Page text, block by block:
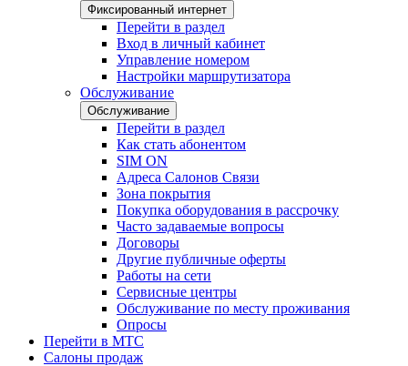
Фиксированный интернет
Перейти в раздел
Вход в личный кабинет
Управление номером
Настройки маршрутизатора
Обслуживание
Обслуживание
Перейти в раздел
Как стать абонентом
SIM ON
Адреса Салонов Связи
Зона покрытия
Покупка оборудования в рассрочку
Часто задаваемые вопросы
Договоры
Другие публичные оферты
Работы на сети
Сервисные центры
Обслуживание по месту проживания
Опросы
Перейти в МТС
Салоны продаж